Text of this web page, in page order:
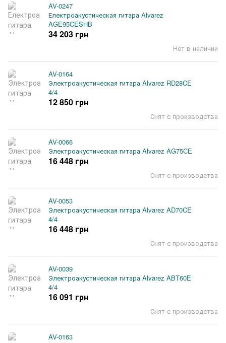
AV-0247
Електроакустическая гитара Alvarez
AGE95CESHB
Нет в наличии
34 203 грн
AV-0164
Электроакустическая гитара Alvarez RD28CE
4/4
Снят с производства
12 850 грн
AV-0066
Электроакустическая гитара Alvarez AG75CE
Снят с производства
16 448 грн
AV-0053
Электроакустическая гитара Alvarez AD70CE
4/4
Снят с производства
16 448 грн
AV-0039
Электроакустическая гитара Alvarez ABT60E
4/4
Снят с производства
16 091 грн
AV-0163